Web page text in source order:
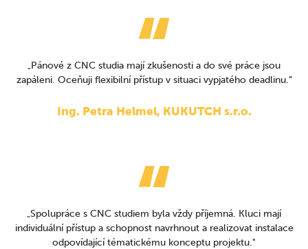
„Pánové z CNC studia mají zkušenosti a do své práce jsou
zapáleni. Oceňuji flexibilní přístup v situaci vypjatého deadlinu.”
Ing. Petra Helmel, KUKUTCH s.r.o.
„Spolupráce s CNC studiem byla vždy příjemná. Kluci mají
individuální přístup a schopnost navrhnout a realizovat instalace
odpovídající tématickému konceptu projektu."